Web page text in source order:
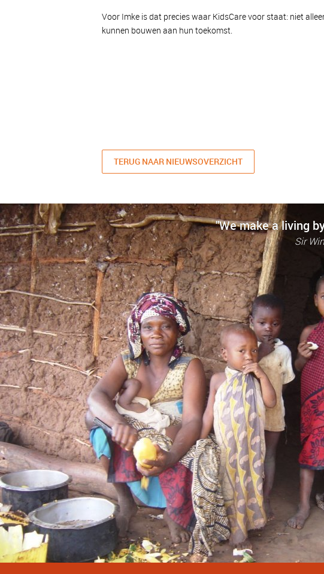
Voor Imke is dat precies waar KidsCare voor staat: niet
kunnen bouwen aan hun toekomst.
TERUG NAAR NIEUWSOVERZICHT
"We make a living
Sir